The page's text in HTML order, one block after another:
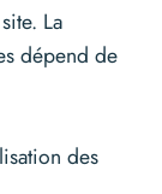
La
dépend de
des